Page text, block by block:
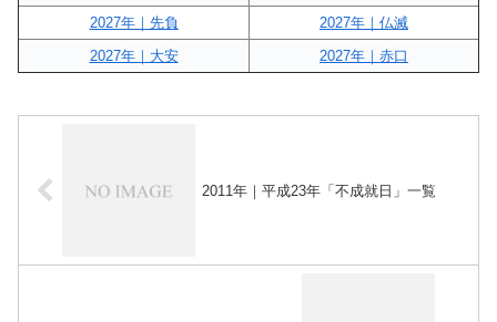
2027年｜先負
2027年｜仏滅
2027年｜大安
2027年｜赤口
2011年｜平成23年「不成就日」一覧